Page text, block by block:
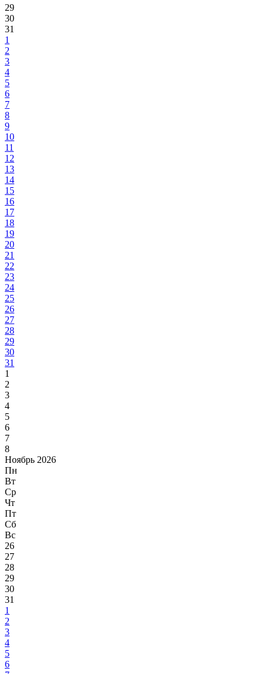
29
30
31
1
2
3
4
5
6
7
8
9
10
11
12
13
14
15
16
17
18
19
20
21
22
23
24
25
26
27
28
29
30
31
1
2
3
4
5
6
7
8
Ноябрь 2026
Пн
Вт
Ср
Чт
Пт
Сб
Вс
26
27
28
29
30
31
1
2
3
4
5
6